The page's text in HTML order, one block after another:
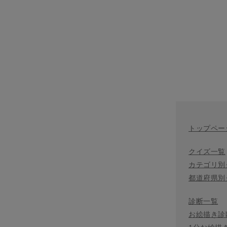
トップペー
クイズ一覧
カテゴリ
都道府県
診断一覧
お絵描き